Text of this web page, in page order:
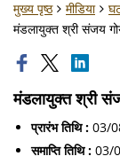
मुख्य पृष्ठ मीडिया
मंडलायुक्त श्री संजय
मंडलायुक्त श्री
प्रारंभ तिथि : 03/
समाप्ति तिथि : 03/